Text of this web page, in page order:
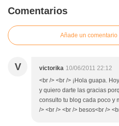
Comentarios
Añade un comentario
V victorika 10/06/2011 22:12
<br /> <br /> ¡Hola guapa.
y quiero darte las gracias
consulto tu blog cada poco y
/> <br /> <br /> besos<br />